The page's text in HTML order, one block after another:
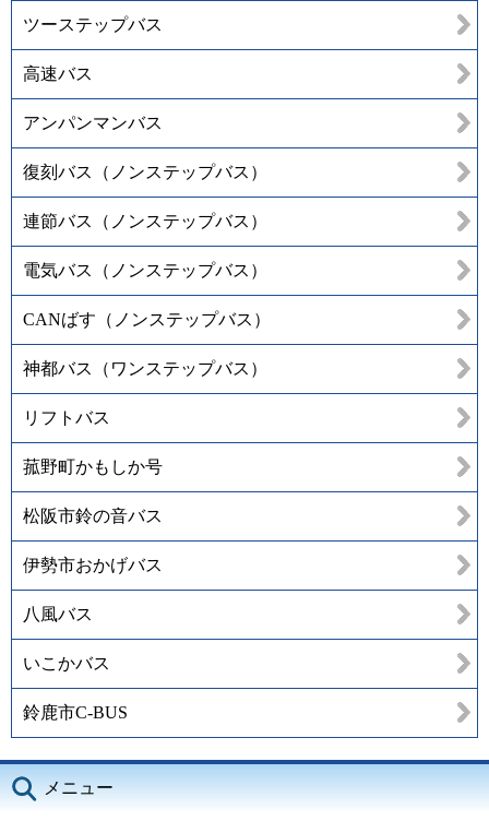
ツーステップバス
高速バス
アンパンマンバス
復刻バス（ノンステップバス）
連節バス（ノンステップバス）
電気バス（ノンステップバス）
CANばす（ノンステップバス）
神都バス（ワンステップバス）
リフトバス
菰野町かもしか号
松阪市鈴の音バス
伊勢市おかげバス
八風バス
いこかバス
鈴鹿市C-BUS
メニュー